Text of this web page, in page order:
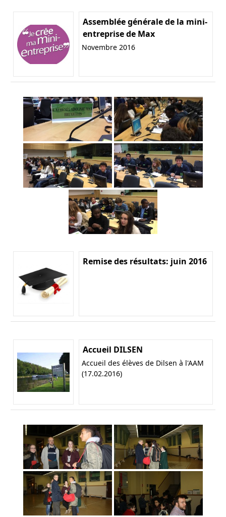
Assemblée générale de la mini-
entreprise de Max
Novembre 2016
Remise des résultats: juin 2016
Accueil DILSEN
Accueil des élèves de Dilsen à l'AAM
(17.02.2016)